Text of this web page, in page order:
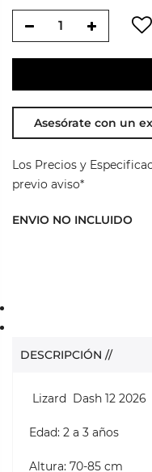
Asesórate con un
Los Precios y
previo aviso*
ENVIO NO INCLUIDO
DESCRIPCIÓN //
Lizard Dash 12 2026
Edad: 2 a 3 años
Altura: 70-85 cm